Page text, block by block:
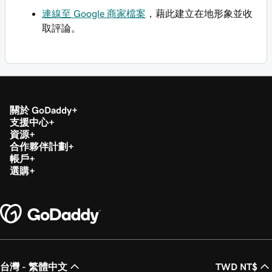
連線至 Google 商家檔案 ，藉此建立在地形象並收
取評論。
關於 GoDaddy
支援中心
資源
合作夥伴計劃
帳戶
選購
台灣 - 繁體中文 TWD NT$